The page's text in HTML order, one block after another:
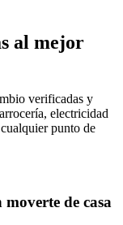
al mejor
verificadas y
electricidad
punto de
de casa